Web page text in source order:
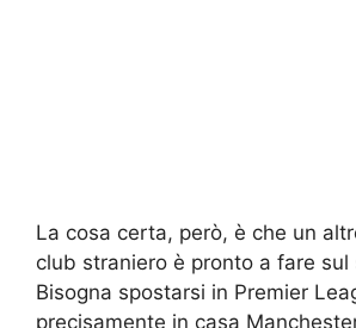
La cosa certa, però, è che un
club straniero è pronto a fare sul
Bisogna spostarsi in Premier
precisamente in casa